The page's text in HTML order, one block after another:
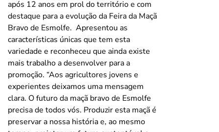
após 12 anos em prol do território e com
destaque para a evolução da Feira da Maçã
Bravo de Esmolfe. Apresentou as
características únicas que tem esta
variedade e reconheceu que ainda existe
mais trabalho a desenvolver para a
promoção. “Aos agricultores jovens e
experientes deixamos uma mensagem
clara. O futuro da maçã bravo de Esmolfe
precisa de todos vós. Produzir esta maçã é
preservar a nossa história e, ao mesmo